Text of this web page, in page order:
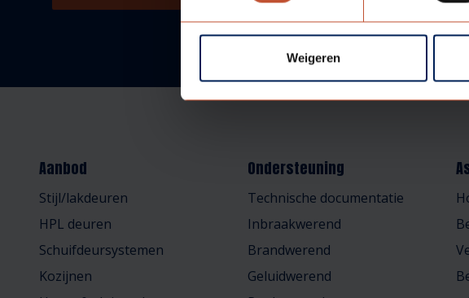
Weigeren
Aanbod
Stijl/lakdeuren
HPL deuren
Schuifdeursystemen
Kozijnen
Ondersteuning
Technische documentatie
Inbraakwerend
Brandwerend
Geluidwerend